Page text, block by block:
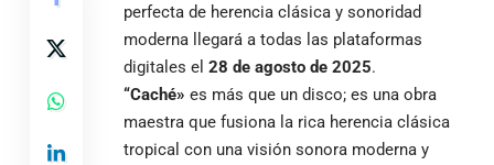
perfecta de herencia clásica y sonoridad
moderna llegará a todas las plataformas
digitales el 28 de agosto de 2025.
“Caché» es más que un disco; es una obra
maestra que fusiona la rica herencia clásica
tropical con una visión sonora moderna y